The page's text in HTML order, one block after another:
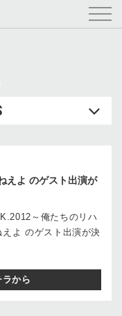
えよ のゲスト出演が
～俺たちのリハ
よ のゲスト出演が決
から